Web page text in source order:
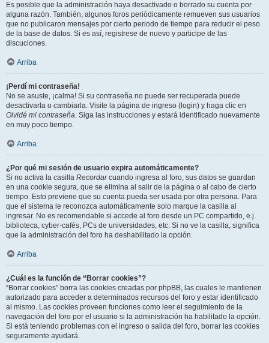
Es posible que la administración haya desactivado o borrado su cuenta por
alguna razón. También, algunos foros periódicamente remueven sus usuarios
que no publicaron mensajes por cierto periodo de tiempo para reducir el peso
de la base de datos. Si es así, registrese de nuevo y participe de las
discuciones.
Arriba
¡Perdí mi contraseña!
No se asuste, ¡calma! Si su contraseña no puede ser recuperada puede
desactivarla o cambiarla. Visite la página de ingreso (login) y haga clic en
Olvidé mi contraseña. Siga las instrucciones y estará identificado nuevamente
en muy poco tiempo.
Arriba
¿Por qué mi sesión de usuario expira automáticamente?
Si no activa la casilla Recordarcuando ingresa al foro, sus datos se guardan
en una cookie segura, que se elimina al salir de la página o al cabo de cierto
tiempo. Esto previene que su cuenta pueda ser usada por otra persona. Para
que el sistema le reconozca automáticamente solo marque la casilla al
ingresar. No es recomendable si accede al foro desde un PC compartido, e.j.
biblioteca, cyber-cafés, PCs de universidades, etc. Si no ve la casilla, significa
que la administración del foro ha deshabilitado la opción.
Arriba
¿Cuál es la función de “Borrar cookies”?
“Borrar cookies” borra las cookies creadas por phpBB, las cuales le mantienen
autorizado para acceder a determinados recursos del foro y estar identificado
al mismo. Las cookies proveen funciones como leer el seguimiento de la
navegación del foro por el usuario si la administración ha habilitado la opción.
Si está teniendo problemas con el ingreso o salida del foro, borrar las cookies
seguramente ayudará.